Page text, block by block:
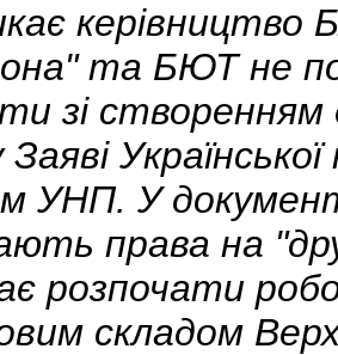
керівництво
та БЮТ не
зі створенням
УНП. У
права на
розпочати
складом